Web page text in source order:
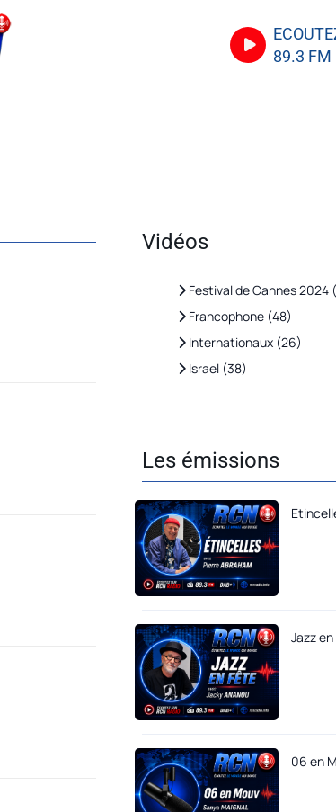
89.3 FM
Vidéos
Festival de Cannes 2024
Francophone (48)
Internationaux (26)
Israel (38)
Les émissions
Jazz
06 en